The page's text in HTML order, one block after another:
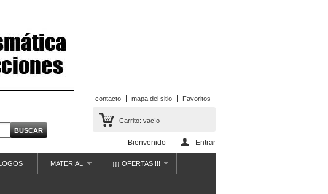
contacto mapa del sitio Favoritos
Carrito: vacío
Bienvenido Entrar
MATERIAL ¡¡¡ OFERTAS !!!